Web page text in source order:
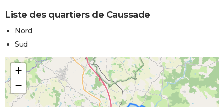
Liste des quartiers de Caussade
Nord
Sud
+
−